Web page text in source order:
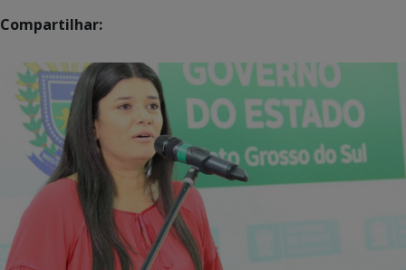
Compartilhar: